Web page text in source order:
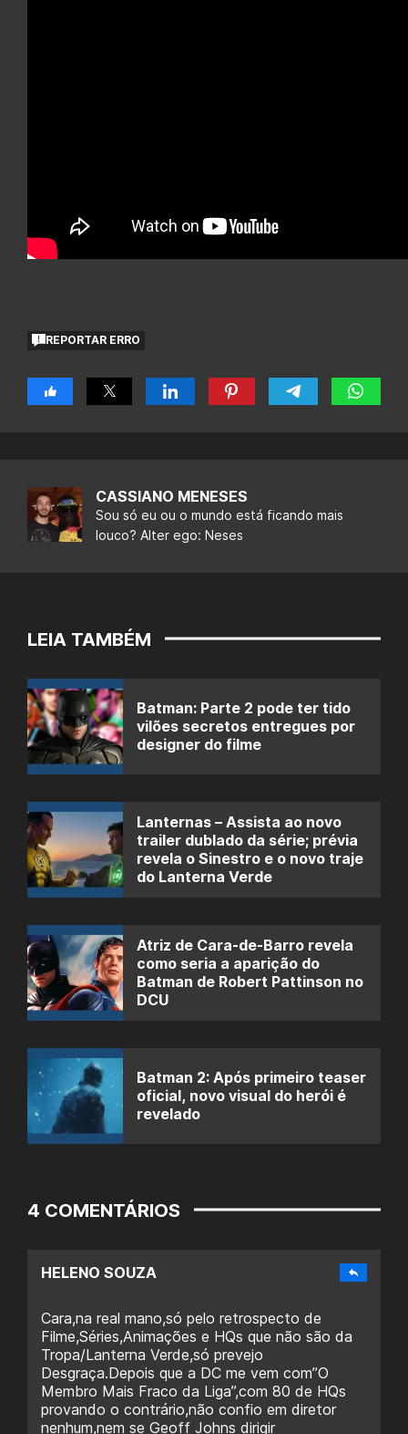
REPORTAR ERRO
CASSIANO MENESES
Sou só eu ou o mundo está ficando mais
louco? Alter ego: Neses
LEIA TAMBÉM
Batman: Parte 2 pode ter tido
vilões secretos entregues por
designer do filme
Lanternas – Assista ao novo
trailer dublado da série; prévia
revela o Sinestro e o novo traje
do Lanterna Verde
Atriz de Cara-de-Barro revela
como seria a aparição do
Batman de Robert Pattinson no
DCU
Batman 2: Após primeiro teaser
oficial, novo visual do herói é
revelado
4 COMENTÁRIOS
HELENO SOUZA
Cara,na real mano,só pelo retrospecto de
Filme,Séries,Animações e HQs que não são da
Tropa/Lanterna Verde,só prevejo
Desgraça.Depois que a DC me vem com”O
Membro Mais Fraco da Liga”,com 80 de HQs
provando o contrário,não confio em diretor
nenhum,nem se Geoff Johns dirigir